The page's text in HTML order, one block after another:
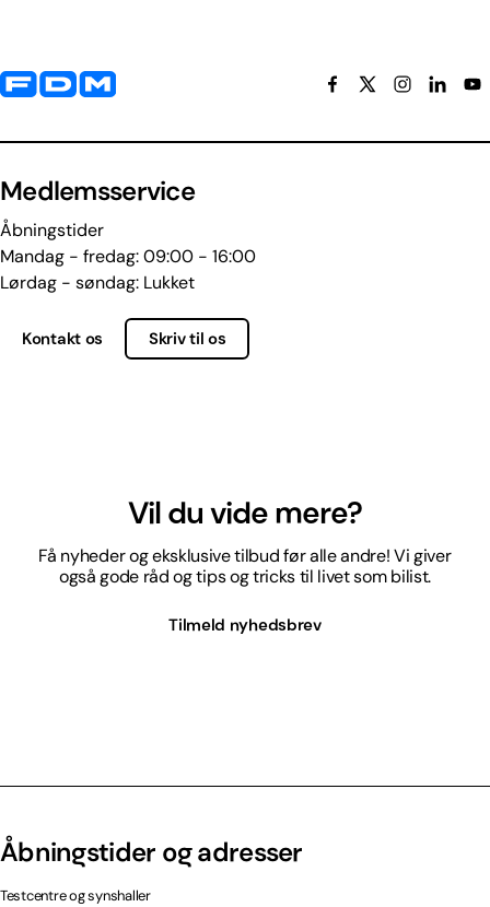
Yderligere information og kontaktoplysninger
Medlemsservice
Åbningstider
Mandag - fredag: 09:00 - 16:00
Lørdag - søndag: Lukket
Kontakt os Skriv til os
Vil du vide mere?
Få nyheder og eksklusive tilbud før alle andre! Vi giver
også gode råd og tips og tricks til livet som bilist.
Tilmeld nyhedsbrev
Åbningstider og adresser
Testcentre og synshaller